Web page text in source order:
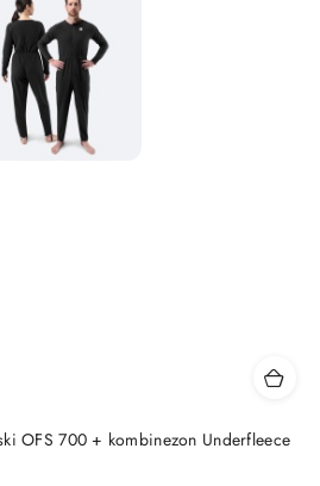
OFS 700 + kombinezon Underfleece